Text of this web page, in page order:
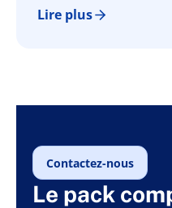
Lire plus
Contactez-nous
Le pack